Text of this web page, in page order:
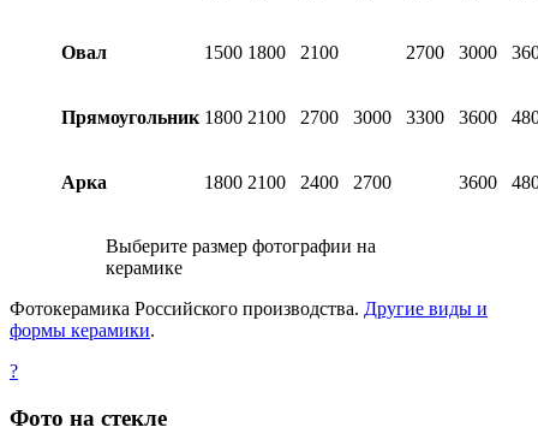
Овал 1500 1800 2100 2700 3000
Прямоугольник 1800 2100 2700 3000 3300 3600
Арка 1800 2100 2400 2700 3600
Выберите размер фотографии на
керамике
Фотокерамика Российского производства. Другие виды и
формы керамики.
?
Фото на стекле